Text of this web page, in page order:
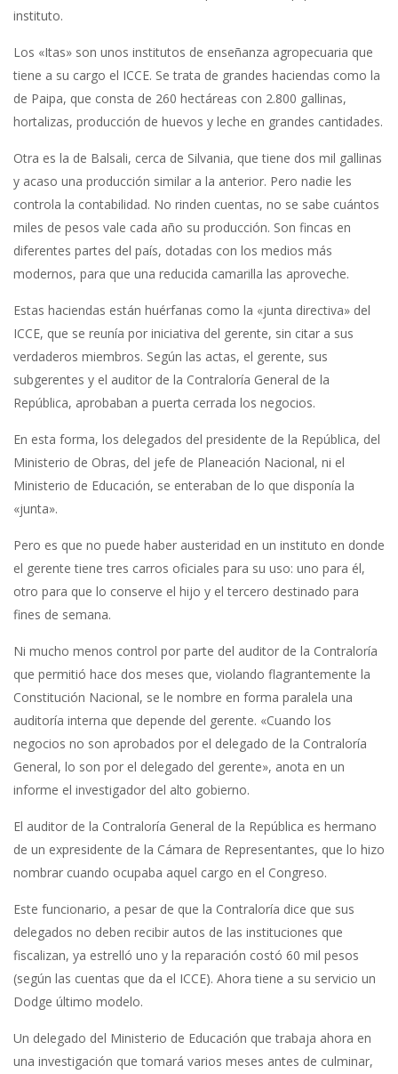
instituto.
Los «Itas» son unos institutos de enseñanza agropecuaria que
tiene a su cargo el ICCE. Se trata de grandes haciendas como la
de Paipa, que consta de 260 hectáreas con 2.800 gallinas,
hortalizas, producción de huevos y leche en grandes cantidades.
Otra es la de Balsali, cerca de Silvania, que tiene dos mil gallinas
y acaso una producción similar a la anterior. Pero nadie les
controla la contabilidad. No rinden cuentas, no se sabe cuántos
miles de pesos vale cada año su producción. Son fincas en
diferentes partes del país, dotadas con los medios más
modernos, para que una reducida camarilla las aproveche.
Estas haciendas están huérfanas como la «junta directiva» del
ICCE, que se reunía por iniciativa del gerente, sin citar a sus
verdaderos miembros. Según las actas, el gerente, sus
subgerentes y el auditor de la Contraloría General de la
República, aprobaban a puerta cerrada los negocios.
En esta forma, los delegados del presidente de la República, del
Ministerio de Obras, del jefe de Planeación Nacional, ni el
Ministerio de Educación, se enteraban de lo que disponía la
«junta».
Pero es que no puede haber austeridad en un instituto en donde
el gerente tiene tres carros oficiales para su uso: uno para él,
otro para que lo conserve el hijo y el tercero destinado para
fines de semana.
Ni mucho menos control por parte del auditor de la Contraloría
que permitió hace dos meses que, violando flagrantemente la
Constitución Nacional, se le nombre en forma paralela una
auditoría interna que depende del gerente. «Cuando los
negocios no son aprobados por el delegado de la Contraloría
General, lo son por el delegado del gerente», anota en un
informe el investigador del alto gobierno.
El auditor de la Contraloría General de la República es hermano
de un expresidente de la Cámara de Representantes, que lo hizo
nombrar cuando ocupaba aquel cargo en el Congreso.
Este funcionario, a pesar de que la Contraloría dice que sus
delegados no deben recibir autos de las instituciones que
fiscalizan, ya estrelló uno y la reparación costó 60 mil pesos
(según las cuentas que da el ICCE). Ahora tiene a su servicio un
Dodge último modelo.
Un delegado del Ministerio de Educación que trabaja ahora en
una investigación que tomará varios meses antes de culminar,